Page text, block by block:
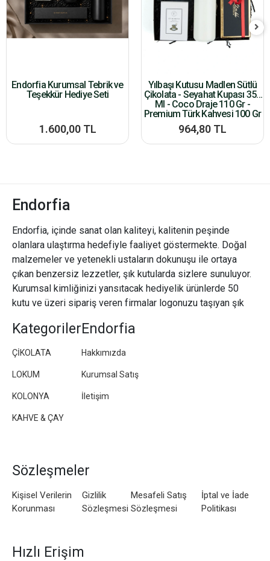
Endorfia Kurumsal Tebrik ve
Teşekkür Hediye Seti
1.600,00 TL
Yılbaşı Kutusu Madlen Sütlü
Çikolata - Seyahat Kupası 350
Ml - Coco Draje 110 Gr -
Premium Türk Kahvesi 100 Gr
964,80 TL
Endorfia
Endorfia, içinde sanat olan kaliteyi, kalitenin peşinde
olanlara ulaştırma hedefiyle faaliyet göstermekte. Doğal
malzemeler ve yetenekli ustaların dokunuşu ile ortaya
çıkan benzersiz lezzetler, şık kutularda sizlere sunuluyor.
Kurumsal kimliğinizi yansıtacak hediyelik ürünlerde 50
kutu ve üzeri sipariş veren firmalar logonuzu taşıyan şık
Kategoriler
ÇİKOLATA
LOKUM
KOLONYA
KAHVE & ÇAY
Endorfia
Hakkımızda
Kurumsal Satış
İletişim
Sözleşmeler
Kişisel Verilerin
Korunması
Gizlilik
Sözleşmesi
Mesafeli Satış
Sözleşmesi
İptal ve İade
Politikası
Hızlı Erişim